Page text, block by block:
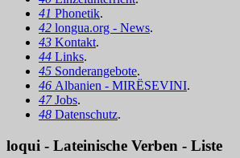
41 Phonetik.
42 longua.org - News.
43 Kontakt.
44 Links.
45 Sonderangebote.
46 Albanien - MIRËSEVINI.
47Jobs.
48 Datenschutz.
loqui - Lateinische Verben - Liste